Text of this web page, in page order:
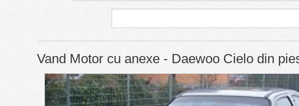
Vand Motor cu anexe - Daewoo Cielo din
Previous